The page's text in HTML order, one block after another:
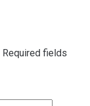
Required fields